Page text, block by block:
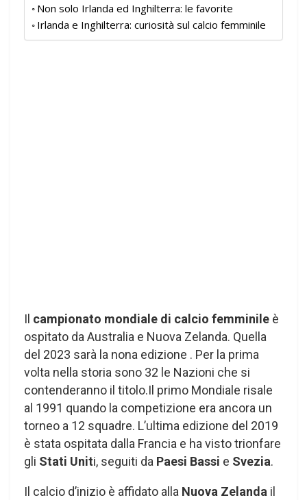
Non solo Irlanda ed Inghilterra: le favorite
Irlanda e Inghilterra: curiosità sul calcio femminile
Il campionato mondiale di calcio femminile è
ospitato da Australia e Nuova Zelanda. Quella
del 2023 sarà la nona edizione . Per la prima
volta nella storia sono 32 le Nazioni che si
contenderanno il titolo.Il primo Mondiale risale
al 1991 quando la competizione era ancora un
torneo a 12 squadre. L’ultima edizione del 2019
è stata ospitata dalla Francia e ha visto trionfare
gli Stati Uniti, seguiti da Paesi Bassi e Svezia.
Il calcio d’inizio è affidato alla Nuova Zelanda il